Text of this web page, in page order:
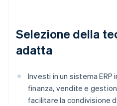
Selezione della
adatta
Investi in un sistema
finanza, vendite e
facilitare la condivisione